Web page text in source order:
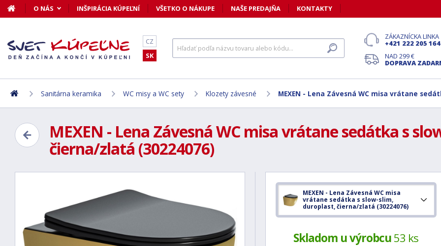
O NÁS INŠPIRÁCIA KÚPEĽNÍ VŠETKO O NÁKUPE NAŠE PREDAJŇA KONTAKTY
CZ
SK
ZÁKAZNÍCKA LINKA
+421 222 205 164
NAD 299 €
DOPRAVA
Sanitárna keramika WC misy a WC sety Klozety závesné MEXEN - Lena Závesná WC misa vrátane
MEXEN - Lena Závesná WC misa vrátane sedátka s
čierna/zlatá (30224076)
MEXEN - Lena Závesná WC misa
vrátane sedátka s slow-slim,
duroplast, čierna/zlatá (30224076)
Skladom u výrobcu53 ks